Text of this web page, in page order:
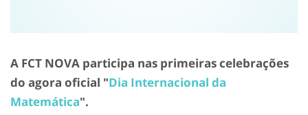
A FCT NOVA participa nas primeiras celebrações
do agora oficial "Dia Internacional da
Matemática".